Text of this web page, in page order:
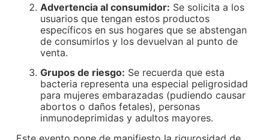
Advertencia al consumidor: Se solicita a los
usuarios que tengan estos productos
específicos en sus hogares que se abstengan
de consumirlos y los devuelvan al punto de
venta.
Grupos de riesgo: Se recuerda que esta
bacteria representa una especial peligrosidad
para mujeres embarazadas (pudiendo causar
abortos o daños fetales), personas
inmunodeprimidas y adultos mayores.